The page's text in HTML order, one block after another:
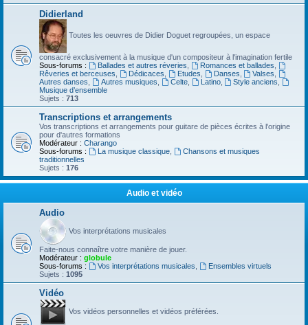
Didierland
Toutes les oeuvres de Didier Doguet regroupées, un espace
consacré exclusivement à la musique d'un compositeur à l'imagination fertile
Sous-forums :
Ballades et autres réveries Romances et ballades
Rêveries et berceuses
Dédicaces Etudes Danses Valses
Autres danses
Autres musiques Celte, Latino, Style anciens
Musique d’ensemble
Sujets : 713
Transcriptions et arrangements
Vos transcriptions et arrangements pour guitare de pièces écrites à l'origine
pour d'autres formations
Modérateur : Charango
Sous-forums :
La musique classique,
Chansons et musiques
traditionnelles
Sujets : 176
Audio et vidéo
Audio
Vos interprétations musicales
Faite-nous connaître votre manière de jouer.
Modérateur : globule
Sous-forums :
Vos interprétations musicales
Ensembles virtuels
Sujets : 1095
Vidéo
Vos vidéos personnelles et vidéos préférées.